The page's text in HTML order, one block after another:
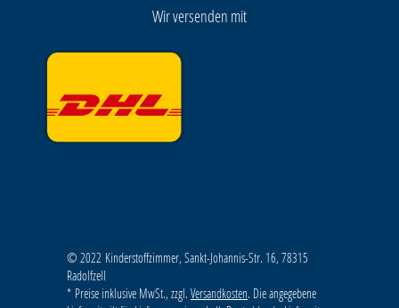
Wir versenden mit
© 2022 Kinderstoffzimmer, Sankt-Johannis-Str. 16, 78315
Radolfzell
* Preise inklusive MwSt., zzgl. Versandkosten. Die angegebene